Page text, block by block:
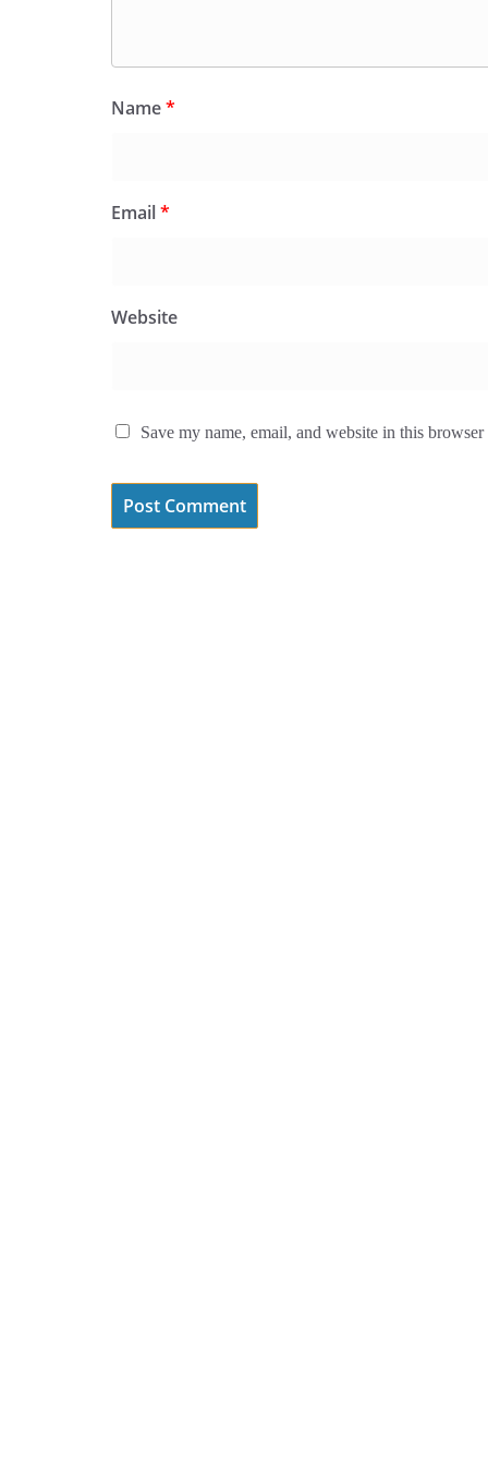
Name*
Email*
Website
Save my name, email, and website in this